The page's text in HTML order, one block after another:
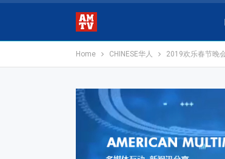
Home CHINESE华人 2019欢乐春节晚